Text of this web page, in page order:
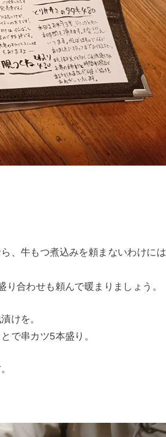
、牛もつ煮込みを頼まないわけには
合わせも頼んで暖まりましょう。
けを。
で串カツ5本盛り。